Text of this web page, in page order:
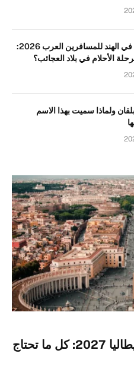
دليل السياحة في الهند للمسافرين العرب 2026:
الأحلام في بلاد العجائب؟
ولماذا سميت بهذا الاسم
دليل تصريح الإقامة في إيطاليا 2027: كل ما تحتاج